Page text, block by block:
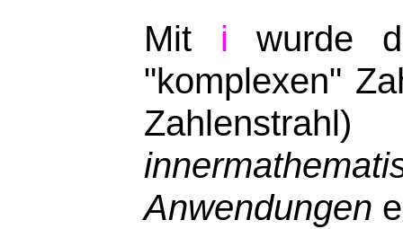
Mit iwurde
"komplexen"
Anwendungen